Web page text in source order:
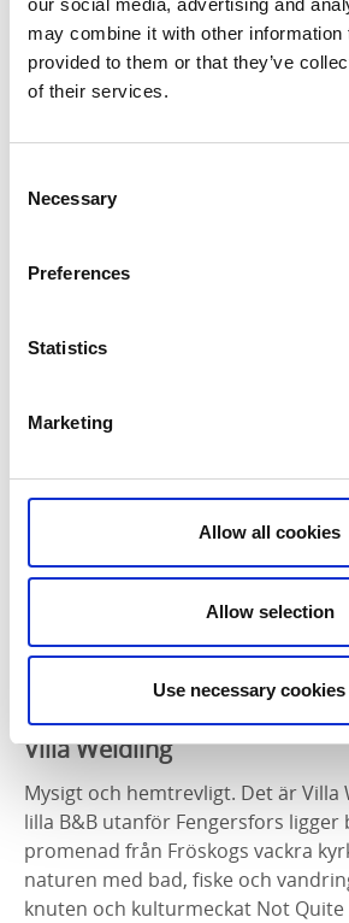
our social media, advertising and
may combine it with other information
provided to them or that they’ve
of their services.
Selection
Necessary
Preferences
Statistics
Marketing
Allow all cookies
Allow selection
Use necessary
Edsleskogs Wärdshus
Direkt vid sjön Edslan hittar du den
Edsleskogs Wärdshus är ett mysigt
naturreservat och kristallklart
program med allt från
Villa Weidling
Mysigt och hemtrevligt. Det är Villa
lilla B&B utanför Fengersfors ligger
promenad från Fröskogs vackra
naturen med bad, fiske och
knuten och kulturmeckat Not